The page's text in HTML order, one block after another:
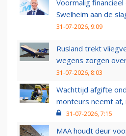
Voormalig
Swelheim aan de
31-07-2026, 9:09
Rusland trekt
wegens zorgen
31-07-2026, 8:03
Wachttijd afgifte
monteurs neemt
31-07-2026, 7:15
MAA houdt deur